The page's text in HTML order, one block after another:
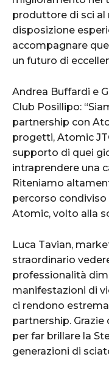
produttore di sci
disposizione
accompagnare
un futuro di
Andrea Buffardi e
Club Posillipo:
partnership con
progetti, Atomic
supporto di quei
intraprendere una
Riteniamo
percorso condiviso
Atomic, volto alla
Luca Tavian,
straordinario
professionalità
manifestazioni di
ci rendono
partnership. Grazie
per far brillare la
generazioni di